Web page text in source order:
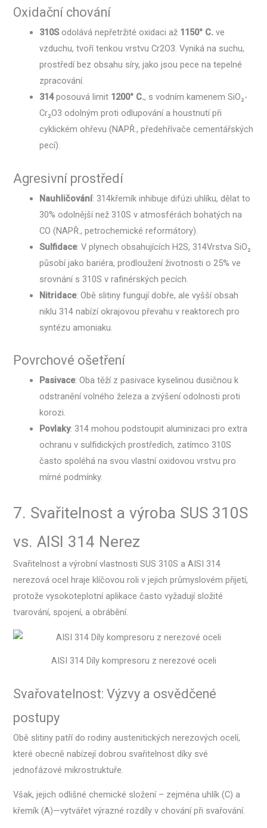
Oxidační chování
310Sodolává nepřetržité oxidaci až 1150° C. ve
vzduchu, tvoří tenkou vrstvu Cr2O3. Vyniká na suchu,
prostředí bez obsahu síry, jako jsou pece na tepelné
zpracování.
314posouvá limit 1200° C., s vodním kamenem SiO₂-
Cr₂O3 odolným proti odlupování a houstnutí při
cyklickém ohřevu (NAPŘ., předehřívače cementářských
pecí).
Agresivní prostředí
Nauhličování: 314křemík inhibuje difúzi uhlíku, dělat to
30% odolnější než 310S v atmosférách bohatých na
CO (NAPŘ., petrochemické reformátory).
Sulfidace: V plynech obsahujících H2S, 314Vrstva SiO₂
působí jako bariéra, prodloužení životnosti o 25% ve
srovnání s 310S v rafinérských pecích.
Nitridace: Obě slitiny fungují dobře, ale vyšší obsah
niklu 314 nabízí okrajovou převahu v reaktorech pro
syntézu amoniaku.
Povrchové ošetření
Pasivace: Oba těží z pasivace kyselinou dusičnou k
odstranění volného železa a zvýšení odolnosti proti
korozi.
Povlaky: 314 mohou podstoupit aluminizaci pro extra
ochranu v sulfidických prostředích, zatímco 310S
často spoléhá na svou vlastní oxidovou vrstvu pro
mírné podmínky.
7. Svařitelnost a výroba SUS 310S
vs. AISI 314 Nerez
Svařitelnost a výrobní vlastnosti SUS 310S a AISI 314
nerezová ocel hraje klíčovou roli v jejich průmyslovém přijetí,
protože vysokoteplotní aplikace často vyžadují složité
tvarování, spojení, a obrábění.
AISI 314 Díly kompresoru z nerezové oceli
Svařovatelnost: Výzvy a osvědčené
postupy
Obě slitiny patří do rodiny austenitických nerezových ocelí,
které obecně nabízejí dobrou svařitelnost díky své
jednofázové mikrostruktuře.
Však, jejich odlišné chemické složení – zejména uhlík (C) a
křemík (A)—vytvářet výrazné rozdíly v chování při svařování.